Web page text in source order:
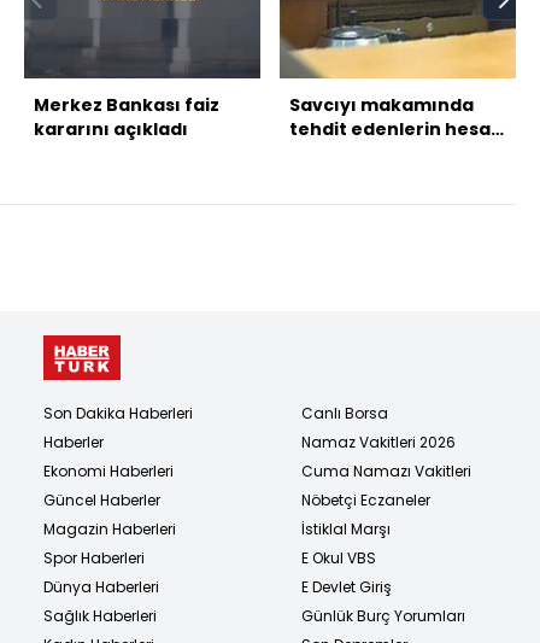
Merkez Bankası faiz
kararını açıkladı
Savcıyı makamında
tehdit edenlerin hesap
Son Dakika Haberleri
Haberler
Ekonomi Haberleri
Güncel Haberler
Magazin Haberleri
Spor Haberleri
Dünya Haberleri
Sağlık Haberleri
Canlı Borsa
Namaz Vakitleri 2026
Cuma Namazı Vakitleri
Nöbetçi Eczaneler
İstiklal Marşı
E Okul VBS
E Devlet Giriş
Günlük Burç Yorumları